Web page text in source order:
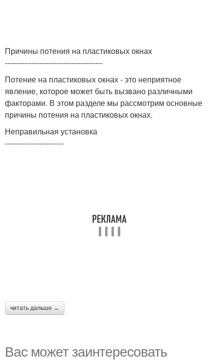
Причины потения на пластиковых окнах
----------------------------------------
Потение на пластиковых окнах - это неприятное
явление, которое может быть вызвано различными
факторами. В этом разделе мы рассмотрим основные
причины потения на пластиковых окнах.
Неправильная установка
------------------------
читать дальше →
Вас может заинтересовать